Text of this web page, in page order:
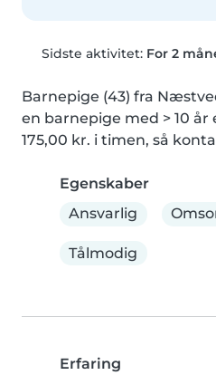
Sidste aktivitet: For 2
Barnepige (43) fra
en barnepige med > 10
175,00 kr. i timen, så
Egenskaber
Ansvarlig
Tålmodig
Erfaring